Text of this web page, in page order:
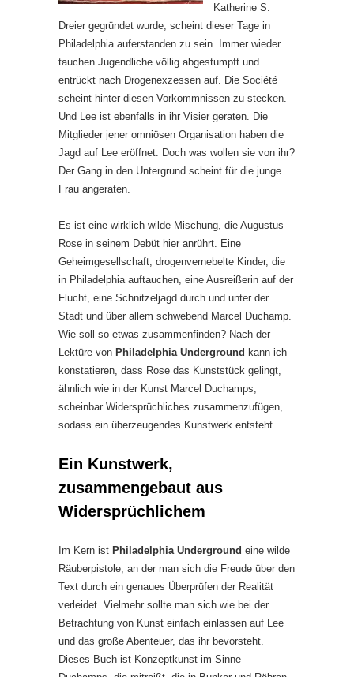
Katherine S.
Dreier gegründet wurde, scheint dieser Tage in
Philadelphia auferstanden zu sein. Immer wieder
tauchen Jugendliche völlig abgestumpft und
entrückt nach Drogenexzessen auf. Die Société
scheint hinter diesen Vorkommnissen zu stecken.
Und Lee ist ebenfalls in ihr Visier geraten. Die
Mitglieder jener omniösen Organisation haben die
Jagd auf Lee eröffnet. Doch was wollen sie von ihr?
Der Gang in den Untergrund scheint für die junge
Frau angeraten.
Es ist eine wirklich wilde Mischung, die Augustus
Rose in seinem Debüt hier anrührt. Eine
Geheimgesellschaft, drogenvernebelte Kinder, die
in Philadelphia auftauchen, eine Ausreißerin auf der
Flucht, eine Schnitzeljagd durch und unter der
Stadt und über allem schwebend Marcel Duchamp.
Wie soll so etwas zusammenfinden? Nach der
Lektüre von Philadelphia Underground kann ich
konstatieren, dass Rose das Kunststück gelingt,
ähnlich wie in der Kunst Marcel Duchamps,
scheinbar Widersprüchliches zusammenzufügen,
sodass ein überzeugendes Kunstwerk entsteht.
Ein Kunstwerk,
zusammengebaut aus
Widersprüchlichem
Im Kern ist Philadelphia Underground eine wilde
Räuberpistole, an der man sich die Freude über den
Text durch ein genaues Überprüfen der Realität
verleidet. Vielmehr sollte man sich wie bei der
Betrachtung von Kunst einfach einlassen auf Lee
und das große Abenteuer, das ihr bevorsteht.
Dieses Buch ist Konzeptkunst im Sinne